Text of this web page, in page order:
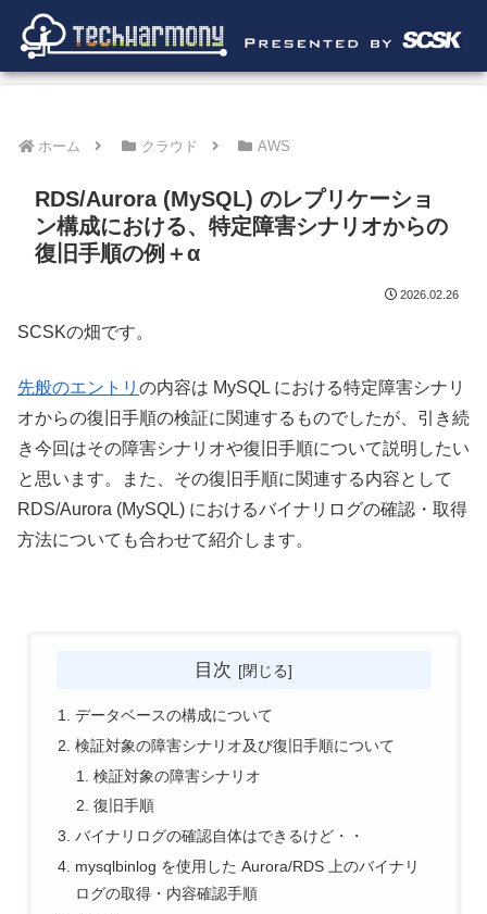
ホーム クラウド AWS
RDS/Aurora (MySQL) のレプリケーショ
ン構成における、特定障害シナリオからの
復旧手順の例＋α
2026.02.26
SCSKの畑です。
先般のエントリ の内容は MySQL における特定障害シナリ
オからの復旧手順の検証に関連するものでしたが、引き続
き今回はその障害シナリオや復旧手順について説明したい
と思います。また、その復旧手順に関連する内容として
RDS/Aurora (MySQL) におけるバイナリログの確認・取得
方法についても合わせて紹介します。
目次
データベースの構成について
検証対象の障害シナリオ及び復旧手順について
検証対象の障害シナリオ
復旧手順
バイナリログの確認自体はできるけど・・
mysqlbinlog を使用した Aurora/RDS 上のバイナリ
ログの取得・内容確認手順